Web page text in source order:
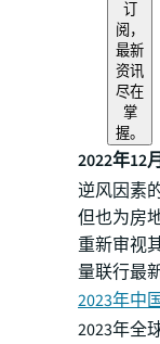
订
阅，
最新
资讯
尽在
掌
握。
2022年12
逆风因素
但也为房
重新审视
量联行最
2023年中
2023年全